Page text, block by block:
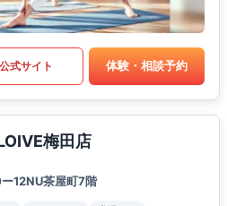
公式サイト 体験・相談予約
梅田店
12NU茶屋町7階